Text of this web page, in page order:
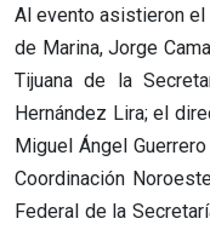
Al evento asistieron el
de Marina, Jorge
Tijuana de la
Hernández Lira; el
Miguel Ángel
Coordinación
Federal de la